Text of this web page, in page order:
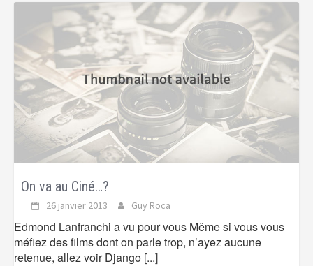
On va au Ciné…?
26 janvier 2013 Guy Roca
Edmond Lanfranchi a vu pour vous Même si vous vous
méfiez des films dont on parle trop, n’ayez aucune
retenue, allez voir Django [...]